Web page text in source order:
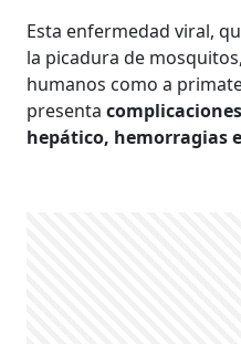
Esta enfermedad viral,
la picadura de
humanos como a
presenta
hepático, hemorragias